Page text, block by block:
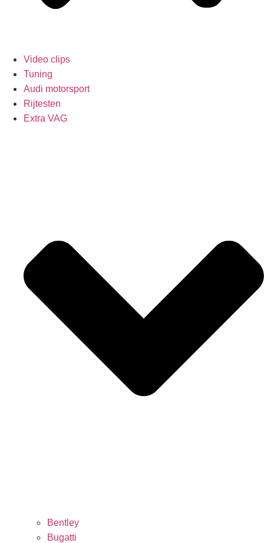
Video clips
Tuning
Audi motorsport
Rijtesten
Extra VAG
Bentley
Bugatti